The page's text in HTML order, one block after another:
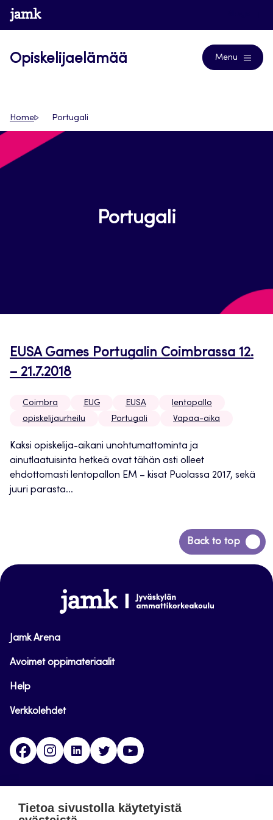
Siirry
suoraan
www.jamk.fi
Opiskelijaelämää Menu
Home Portugali
Portugali
EUSA Games Portugalin Coimbrassa 12.
– 21.7.2018
Coimbra EUG EUSA
lentopallo
opiskelijaurheilu
Portugali Vapaa-aika
Kaksi opiskelija-aikani unohtumattominta ja
ainutlaatuisinta hetkeä ovat tähän asti olleet
ehdottomasti lentopallon EM – kisat Puolassa 2017, sekä
juuri parasta...
Back to top
Siirry
takaisin
www.jamk.fi
Jamk Arena
Avoimet oppimateriaalit
Help
Verkkolehdet
FacebookInstagramLinkedinTwitter
Tietoa sivustolla käytetyistä